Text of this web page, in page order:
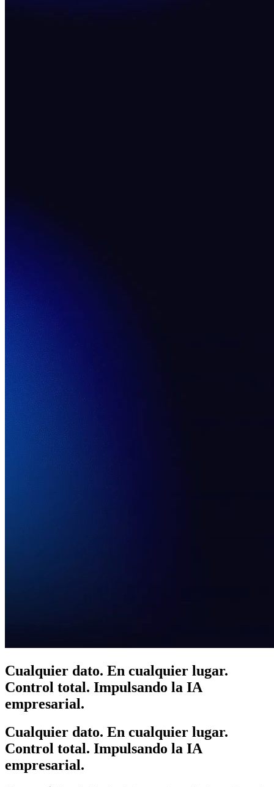
Cualquier dato. En cualquier lugar.
Control total. Impulsando la IA
empresarial.
Cualquier dato. En cualquier lugar.
Control total. Impulsando la IA
empresarial.